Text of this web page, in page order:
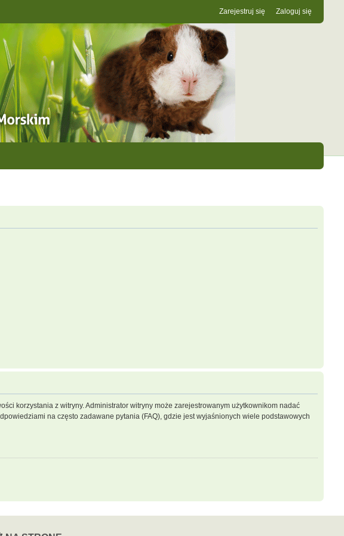
Zaloguj się
Zarejestruj się
korzystania z witryny. Administrator witryny może zarejestrowanym użytkownikom nadać
na często zadawane pytania (FAQ), gdzie jest wyjaśnionych wiele podstawowych